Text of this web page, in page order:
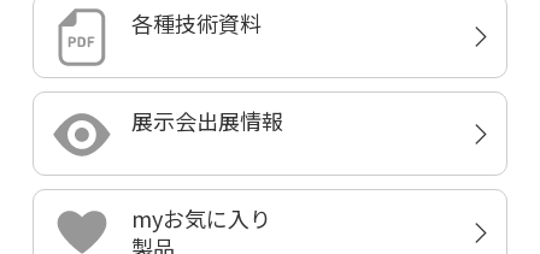
各種技術資料
展示会出展情報
myお気に入り
製品